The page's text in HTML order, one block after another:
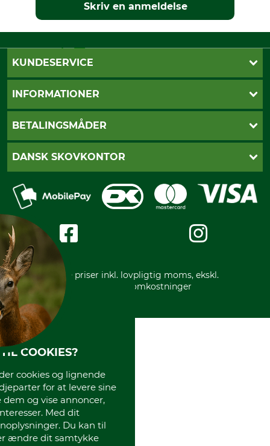
Skriv en anmeldelse
KUNDESERVICE
Kontakt
Cookie-indstillinger
INFORMATIONER
Betalingsmåder
Privatlivspolitik
Handelsbetingelser
Impressum
Gratis returlabel
BETALINGSMÅDER
Dankort
Mobile Pay
Kreditkort
DANSK SKOVKONTOR
Karriere
Messe datoer
Om os
International
* Alle priser inkl. lovpligtig moms, ekskl.
forsendelsesomkostninger
COOKIES?
cookies og lignende
for at levere sine
og vise annoncer,
Med dit
Du kan til
ændre dit samtykke